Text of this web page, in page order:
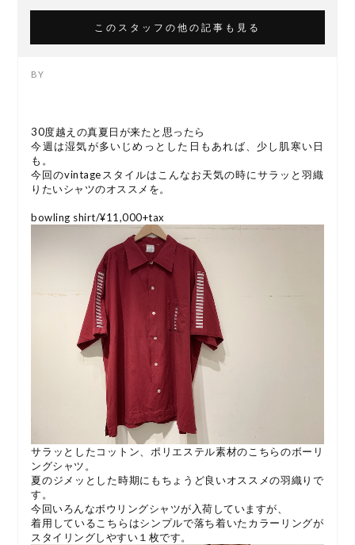
このスタッフの他の記事も見る
30度越えの真夏日が来たと思ったら
今週は湿気が多いじめっとした日もあれば、少し肌寒い日
も。
今回のvintageスタイルはこんなお天気の時にサラッと羽織
りたいシャツのオススメを。
bowling shirt/¥11,000+tax
サラッとしたコットン、ポリエステル素材のこちらのボーリ
ングシャツ。
夏のジメッとした時期にもちょうど良いオススメの羽織りで
す。
今回いろんなボウリングシャツが入荷していますが、
着用しているこちらはシンプルで落ち着いたカラーリングが
スタイリングしやすい１枚です。